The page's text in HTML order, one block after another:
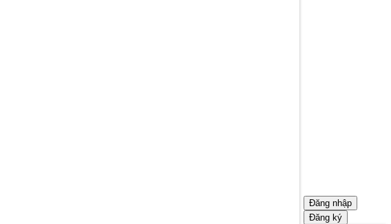
Đăng nhập
Đăng ký